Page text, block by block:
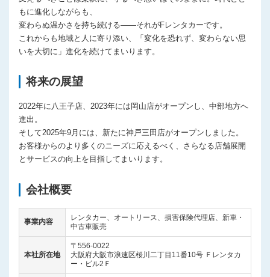
もに進化しながらも、
変わらぬ温かさを持ち続ける——それがFレンタカーです。
これからも地域と人に寄り添い、「変化を恐れず、変わらない思
いを大切に」進化を続けてまいります。
将来の展望
2022年に八王子店、2023年には岡山店がオープンし、中部地方へ
進出。
そして2025年9月には、新たに神戸三田店がオープンしました。
お客様からのより多くのニーズに応えるべく、さらなる店舗展開
とサービスの向上を目指してまいります。
会社概要
事業内容
レンタカー、オートリース、損害保険代理店、新車・
中古車販売
本社所在地
〒556-0022
大阪府大阪市浪速区桜川二丁目11番10号 Ｆレンタカ
ー・ビル2Ｆ